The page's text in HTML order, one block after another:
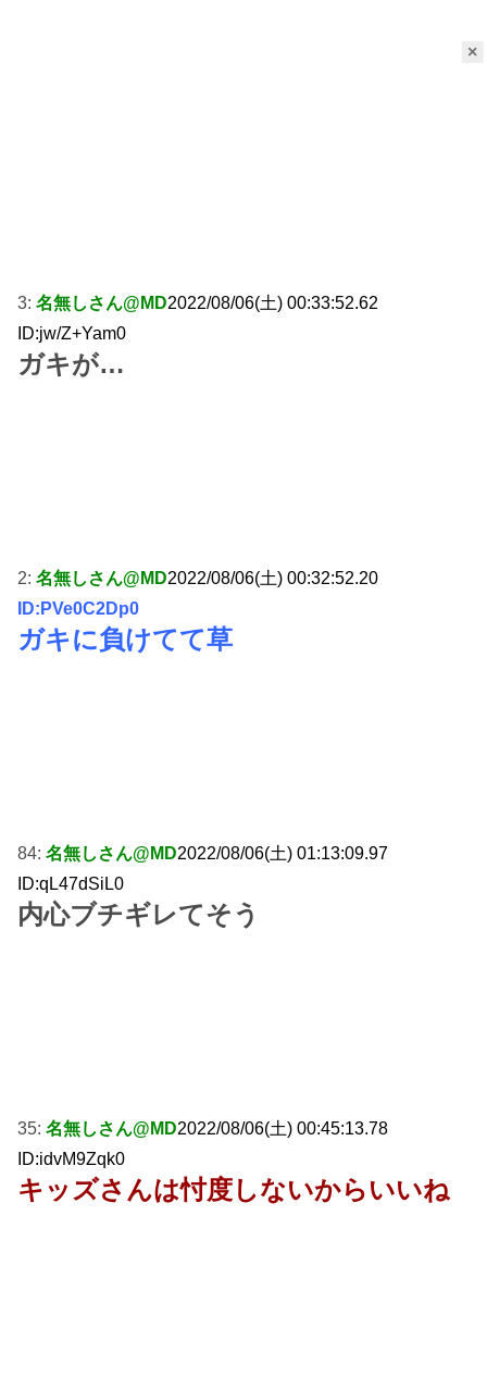
×
3: 名無しさん@MD2022/08/06(土) 00:33:52.62
ID:jw/Z+Yam0
ガキが…
2: 名無しさん@MD2022/08/06(土) 00:32:52.20
ID:PVe0C2Dp0
ガキに負けてて草
84: 名無しさん@MD2022/08/06(土) 01:13:09.97
ID:qL47dSiL0
内心ブチギレてそう
35: 名無しさん@MD2022/08/06(土) 00:45:13.78
ID:idvM9Zqk0
キッズさんは忖度しないからいいね